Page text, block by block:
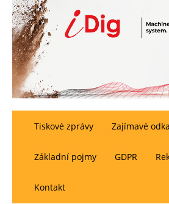
Tiskové zprávy
Zajímavé
Základní pojmy GDPR
Kontakt